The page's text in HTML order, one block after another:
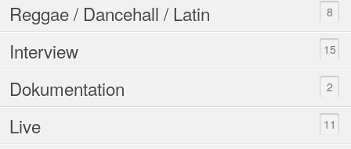
Reggae / Dancehall / Latin 8
Interview 15
Dokumentation 2
Live 11